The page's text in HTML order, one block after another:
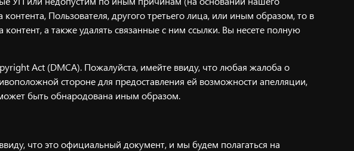
Пользователя, другого третьего лица, или иным образом, то в
а также удалять связанные с ним ссылки. Вы несете полную
Act (DMCA). Пожалуйста, имейте ввиду, что любая жалоба о
стороне для предоставления ей возможности апелляции,
быть обнародована иным образом.
что это официальный документ, и мы будем полагаться на